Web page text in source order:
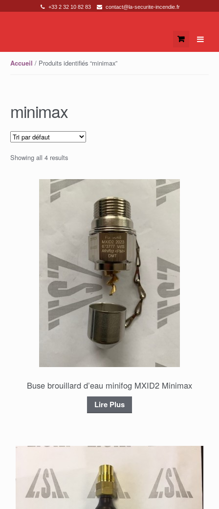
+33 2 32 10 82 83 contact@la-securite-incendie.fr
Accueil / Produits identifiés “minimax”
minimax
Showing all 4 results
Buse brouillard d’eau minifog MXID2 Minimax
Lire Plus